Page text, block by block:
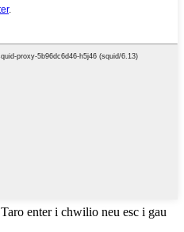
Taro enter i chwilio neu esc i gau